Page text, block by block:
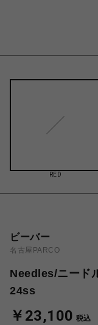
RED
ビーバー
名古屋PARCO
Needles/ニード
24ss
￥23,100 税込